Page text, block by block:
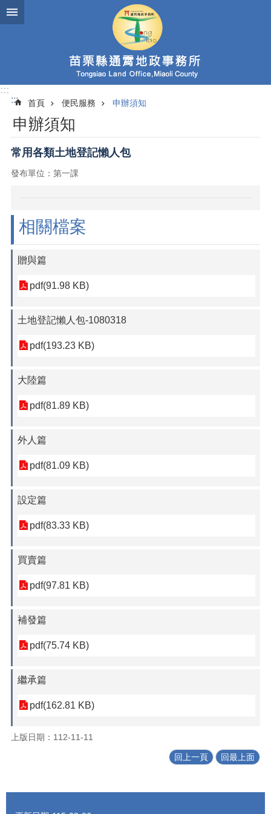
跳到主要內容區塊
:::
:::
首頁 便民服務 申辦須知
申辦須知
常用各類土地登記懶人包
發布單位：第一課
相關檔案
贈與篇
pdf(91.98 KB)
土地登記懶人包-1080318
pdf(193.23 KB)
大陸篇
pdf(81.89 KB)
外人篇
pdf(81.09 KB)
設定篇
pdf(83.33 KB)
買賣篇
pdf(97.81 KB)
補發篇
pdf(75.74 KB)
繼承篇
pdf(162.81 KB)
上版日期：112-11-11
回上一頁 回最上面
:::